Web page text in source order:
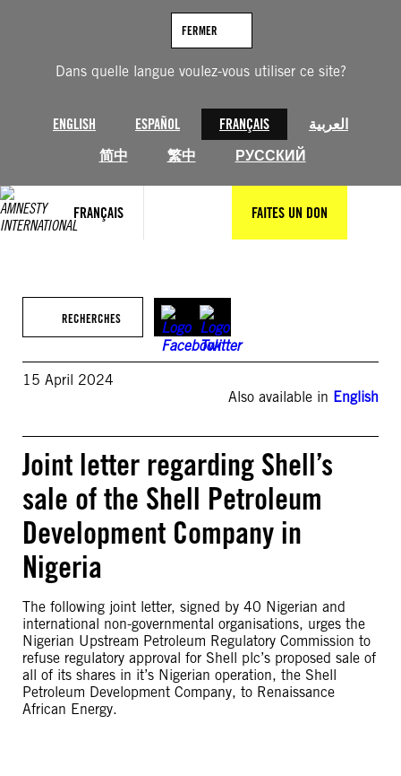
Dans quelle langue voulez-vous utiliser ce site?
ENGLISH ESPAÑOL FRANÇAIS
العربية
简中
繁中 РУССКИЙ
FERMER
FRANÇAIS FAITES UN DON
RECHERCHES
15 April 2024
Also available in English
Joint letter regarding Shell’s
sale of the Shell Petroleum
Development Company in
Nigeria
The following joint letter, signed by 40 Nigerian and
international non-governmental organisations, urges the
Nigerian Upstream Petroleum Regulatory Commission to
refuse regulatory approval for Shell plc’s proposed sale of
all of its shares in it’s Nigerian operation, the Shell
Petroleum Development Company, to Renaissance
African Energy.